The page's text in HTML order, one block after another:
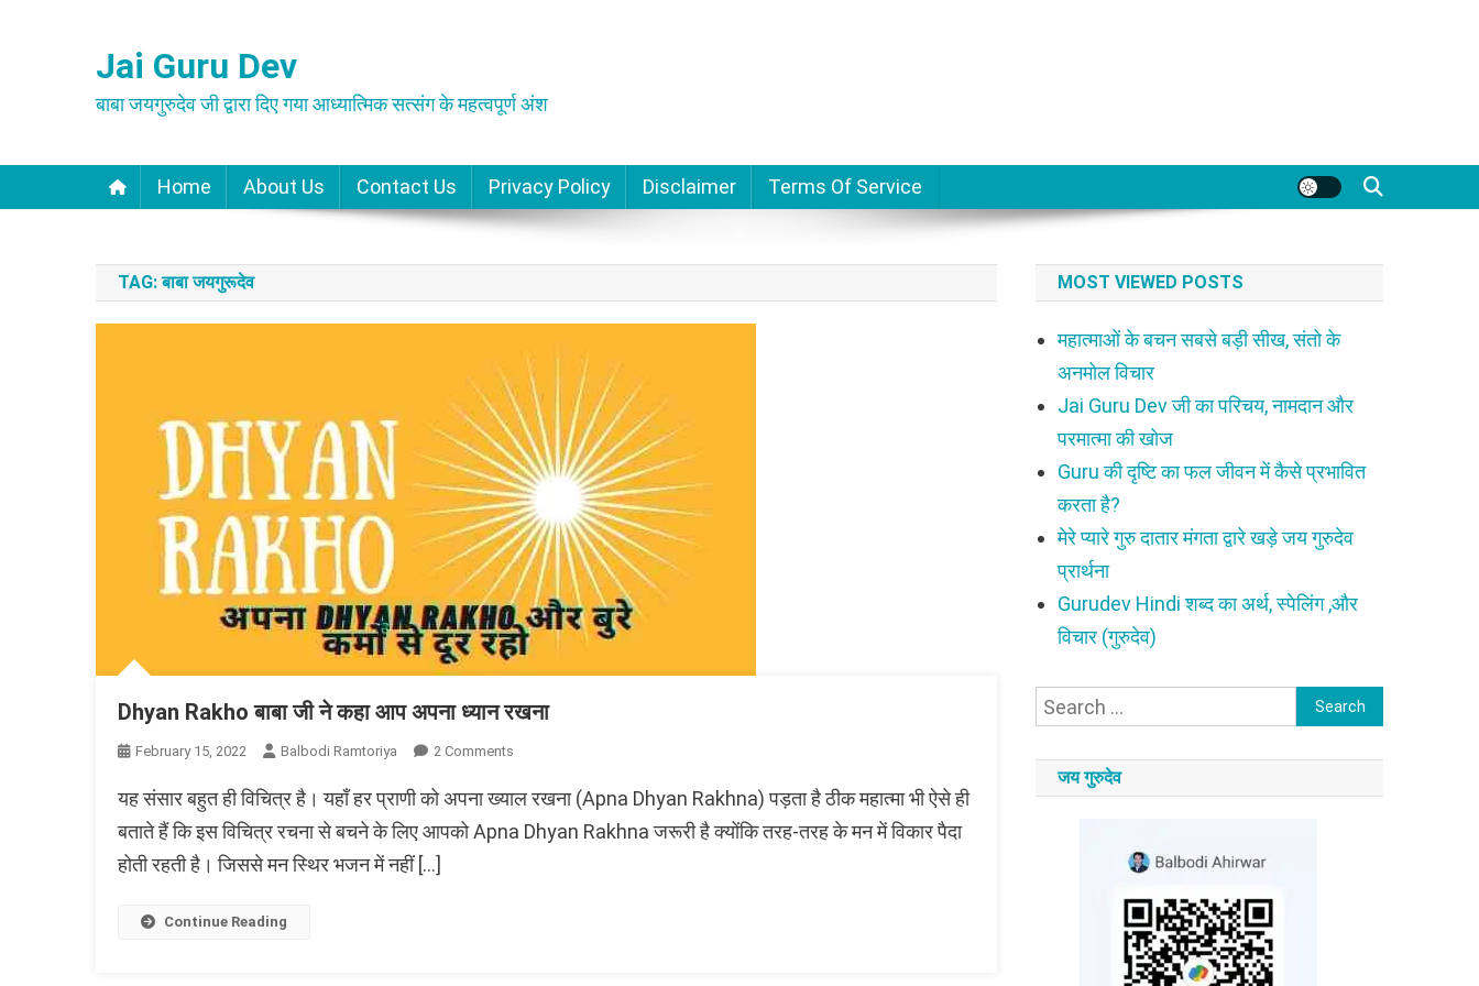
Jai Guru Dev
बाबा जयगुरुदेव जी द्वारा दिए गया आध्यात्मिक सत्संग के महत्वपूर्ण अंश
Home About Us Contact Us Privacy Policy Disclaimer Terms Of Service
TAG:बाबा जयगुरूदेव
Dhyan Rakho बाबा जी ने कहा आप अपना ध्यान रखना
February 15, 2022 Balbodi Ramtoriya 2 Comments
Rakho
बाबा
यह संसार बहुत ही विचित्र है। यहाँ हर प्राणी को अपना ख्याल रखना (Apna Dhyan Rakhna) पड़ता है ठीक महात्मा भी ऐसे ही
बताते हैं कि इस विचित्र रचना से बचने के लिए आपको Apna Dhyan Rakhna जरूरी है क्योंकि तरह-तरह के मन में विकार पैदा
होती रहती है। जिससे मन स्थिर भजन में नहीं […]
Continue Reading
MOST VIEWED POSTS
महात्माओं के बचन सबसे बड़ी सीख, संतो के
अनमोल विचार
Jai Guru Dev जी का परिचय, नामदान और
परमात्मा की खोज
Guru की दृष्टि का फल जीवन में कैसे प्रभावित
करता है?
मेरे प्यारे गुरु दातार मंगता द्वारे खड़े जय गुरुदेव
प्रार्थना
Gurudev Hindi शब्द का अर्थ, स्पेलिंग ,और
विचार (गुरुदेव)
Search
जय गुरुदेव